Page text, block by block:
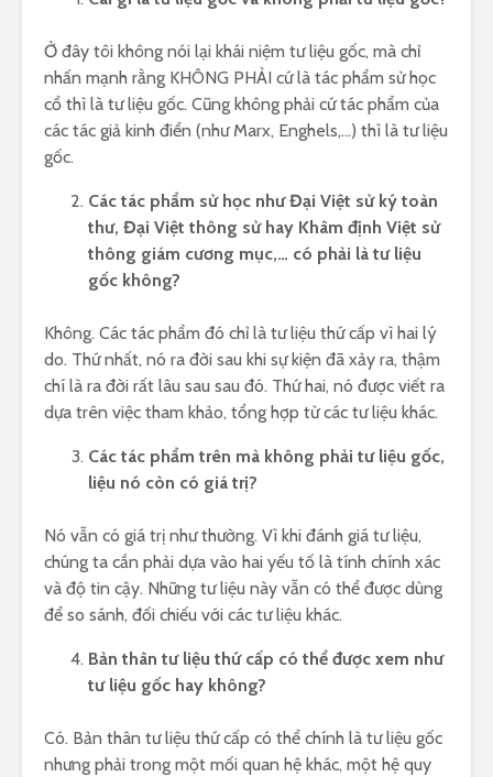
Ở đây tôi không nói lại khái niệm tư liệu gốc, mà chỉ
nhấn mạnh rằng KHÔNG PHẢI cứ là tác phẩm sử học
cổ thì là tư liệu gốc. Cũng không phải cứ tác phẩm của
các tác giả kinh điển (như Marx, Enghels,…) thì là tư liệu
gốc.
Các tác phẩm sử học như Đại Việt sử ký toàn
thư, Đại Việt thông sử hay Khâm định Việt sử
thông giám cương mục,… có phải là tư liệu
gốc không?
Không. Các tác phẩm đó chỉ là tư liệu thứ cấp vì hai lý
do. Thứ nhất, nó ra đời sau khi sự kiện đã xảy ra, thậm
chí là ra đời rất lâu sau sau đó. Thứ hai, nó được viết ra
dựa trên việc tham khảo, tổng hợp từ các tư liệu khác.
Các tác phẩm trên mà không phải tư liệu gốc,
liệu nó còn có giá trị?
Nó vẫn có giá trị như thường. Vì khi đánh giá tư liệu,
chúng ta cần phải dựa vào hai yếu tố là tính chính xác
và độ tin cậy. Những tư liệu này vẫn có thể được dùng
để so sánh, đối chiếu với các tư liệu khác.
Bản thân tư liệu thứ cấp có thể được xem như
tư liệu gốc hay không?
Có. Bản thân tư liệu thứ cấp có thể chính là tư liệu gốc
nhưng phải trong một mối quan hệ khác, một hệ quy